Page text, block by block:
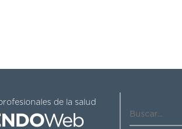
de la salud